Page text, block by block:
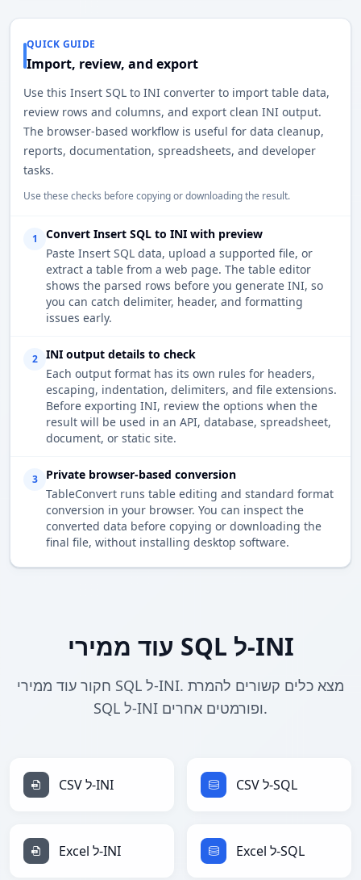
QUICK GUIDE
Import, review, and export
Use this Insert SQL to INI converter to import table data,
review rows and columns, and export clean INI output.
The browser-based workflow is useful for data cleanup,
reports, documentation, spreadsheets, and developer
tasks.
Use these checks before copying or downloading the result.
1
Convert Insert SQL to INI with preview
Paste Insert SQL data, upload a supported file, or
extract a table from a web page. The table editor
shows the parsed rows before you generate INI, so
you can catch delimiter, header, and formatting
issues early.
2
INI output details to check
Each output format has its own rules for headers,
escaping, indentation, delimiters, and file extensions.
Before exporting INI, review the options when the
result will be used in an API, database, spreadsheet,
document, or static site.
3
Private browser-based conversion
TableConvert runs table editing and standard format
conversion in your browser. You can inspect the
converted data before copying or downloading the
final file, without installing desktop software.
עוד ממירי SQL ל-INI
חקור עוד ממירי SQL ל-INI. מצא כלים קשורים להמרת
SQL ל-INI ופורמטים אחרים.
CSV ל-INI CSV ל-SQL
Excel ל-INI Excel ל-SQL